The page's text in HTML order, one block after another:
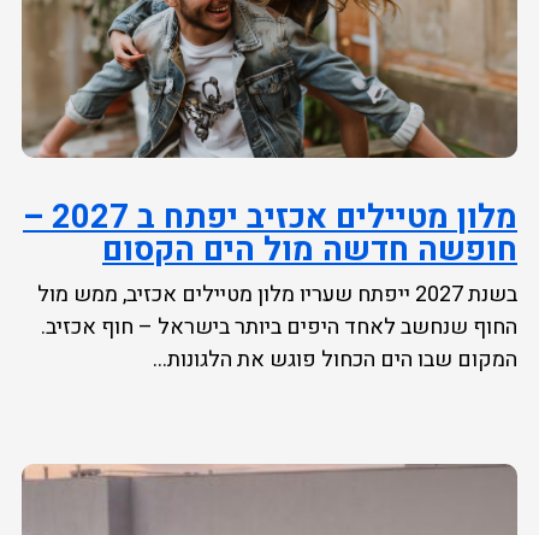
מלון מטיילים אכזיב יפתח ב 2027 –
חופשה חדשה מול הים הקסום
בשנת 2027 ייפתח שעריו מלון מטיילים אכזיב, ממש מול
החוף שנחשב לאחד היפים ביותר בישראל – חוף אכזיב.
המקום שבו הים הכחול פוגש את הלגונות...